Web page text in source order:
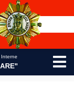
Interne